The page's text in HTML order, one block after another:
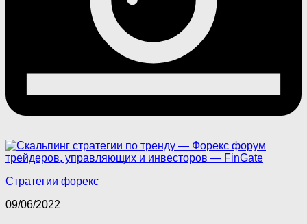
Стратегии форекс
09/06/2022